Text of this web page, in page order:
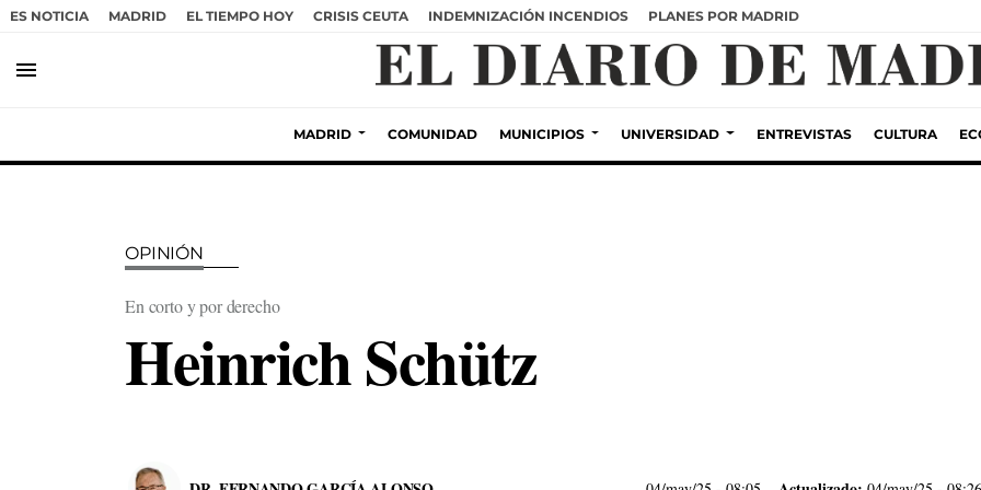
ES NOTICIA MADRID EL TIEMPO HOY CRISIS CEUTA INDEMNIZACIÓN INCENDIOS PLANES POR MADRID
menu
MADRID COMUNIDAD MUNICIPIOS UNIVERSIDAD ENTREVISTAS CULTURA
OPINIÓN
En corto y por derecho
Heinrich Schütz